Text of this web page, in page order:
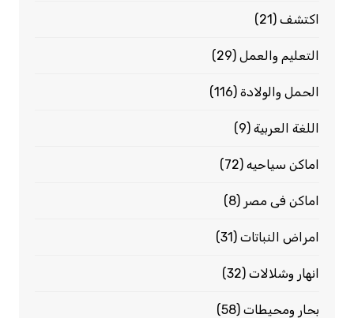
اكتشف(21)
التعليم والعمل(29)
الحمل والولادة(116)
اللغة العربية(9)
اماكن سياحيه(72)
اماكن فى مصر (8)
امراض النباتات(31)
انهار وشلالات(32)
بحار ومحيطات(58)